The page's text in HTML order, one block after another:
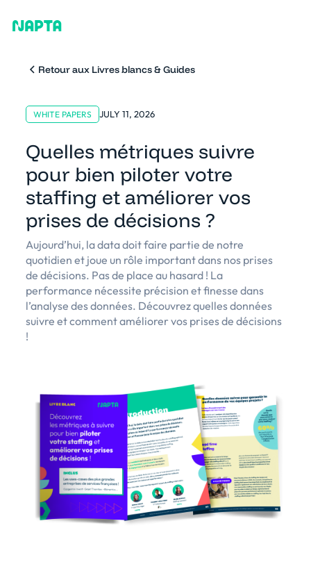
Retour aux Livres blancs & Guides
WHITE PAPERS JULY 11, 2026
Quelles métriques suivre
pour bien piloter votre
staffing et améliorer vos
prises de décisions ?
Aujourd’hui, la data doit faire partie de notre
quotidien et joue un rôle important dans nos prises
de décisions. Pas de place au hasard ! La
performance nécessite précision et finesse dans
l’analyse des données. Découvrez quelles données
suivre et comment améliorer vos prises de décisions
!